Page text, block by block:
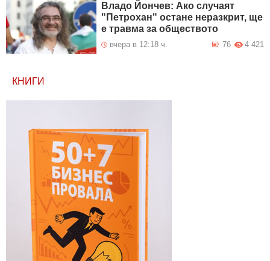
Владо Йончев: Ако случаят
"Петрохан" остане неразкрит, ще
е травма за обществото
вчера в 12:18 ч. 4 421
76
КНИГИ